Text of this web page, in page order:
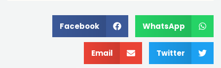
WhatsApp
Facebook
Twitter
Email